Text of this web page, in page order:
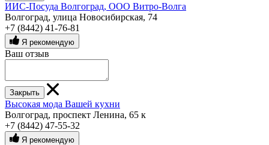
ИИС-Посуда Волгоград, ООО Витро-Волга
Волгоград, улица Новосибирская, 74
+7 (8442) 41-76-81
Я рекомендую
Ваш отзыв
Закрыть
Высокая мода Вашей кухни
Волгоград, проспект Ленина, 65 к
+7 (8442) 47-55-32
Я рекомендую